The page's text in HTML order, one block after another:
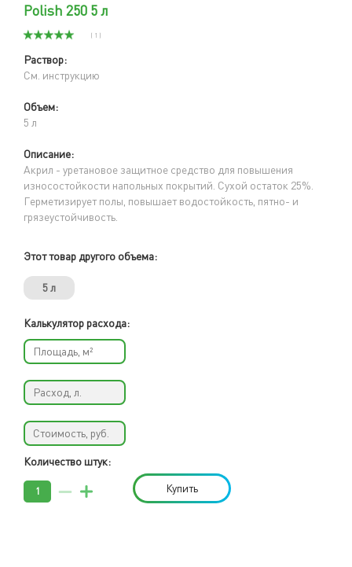
Polish 250 5 л
( 1 )
Раствор:
См. инструкцию
Объем:
5 л
Описание:
Акрил - уретановое защитное средство для повышения
износостойкости напольных покрытий. Сухой остаток 25%.
Герметизирует полы, повышает водостойкость, пятно- и
грязеустойчивость.
Этот товар другого объема:
5 л
Калькулятор расхода:
Количество штук:
Купить